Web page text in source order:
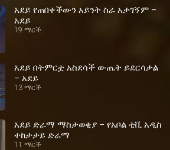
አደይ የጠበቀችውን አይንት ስራ አታገኝም –
አደይ
19 ማርች
አደይ በትምርቷ አስደሳች ውጤት ይደርሳታል
– አደይ
13 ማርች
አደይ ድራማ ማስታወቂያ – የአቦል ቲቪ አዲስ
ተከታታይ ድራማ
11 ማርች